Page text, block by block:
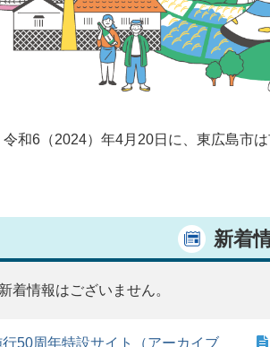
令和6（2024）年4月20日に、東広島市
新着
着情報はございません。
50周年特設サイト（アーカイブ